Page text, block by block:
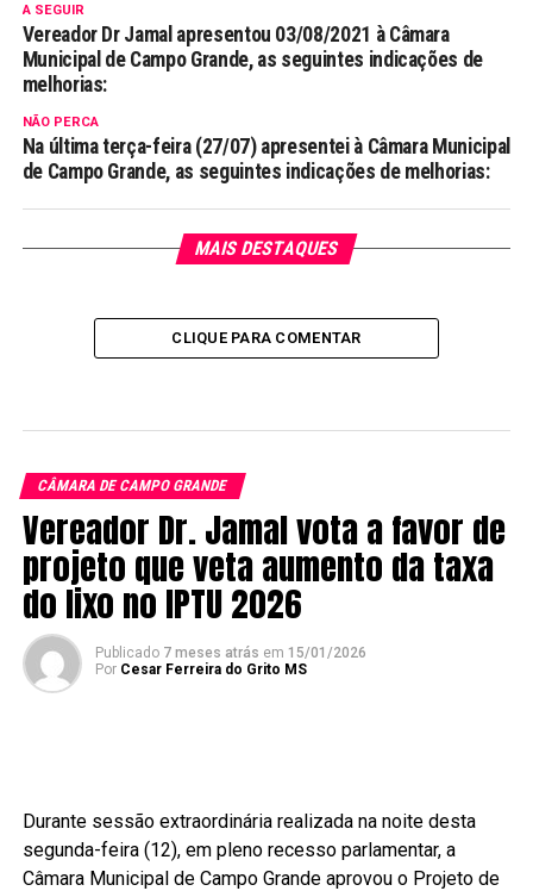
A SEGUIR
Vereador Dr Jamal apresentou 03/08/2021 à Câmara
Municipal de Campo Grande, as seguintes indicações de
melhorias:
NÃO PERCA
Na última terça-feira (27/07) apresentei à Câmara Municipal
de Campo Grande, as seguintes indicações de melhorias:
MAIS DESTAQUES
CLIQUE PARA COMENTAR
CÂMARA DE CAMPO GRANDE
Vereador Dr. Jamal vota a favor de
projeto que veta aumento da taxa
do lixo no IPTU 2026
Publicado 7 meses atrás em 15/01/2026
Por Cesar Ferreira do Grito MS
Durante sessão extraordinária realizada na noite desta
segunda-feira (12), em pleno recesso parlamentar, a
Câmara Municipal de Campo Grande aprovou o Projeto de